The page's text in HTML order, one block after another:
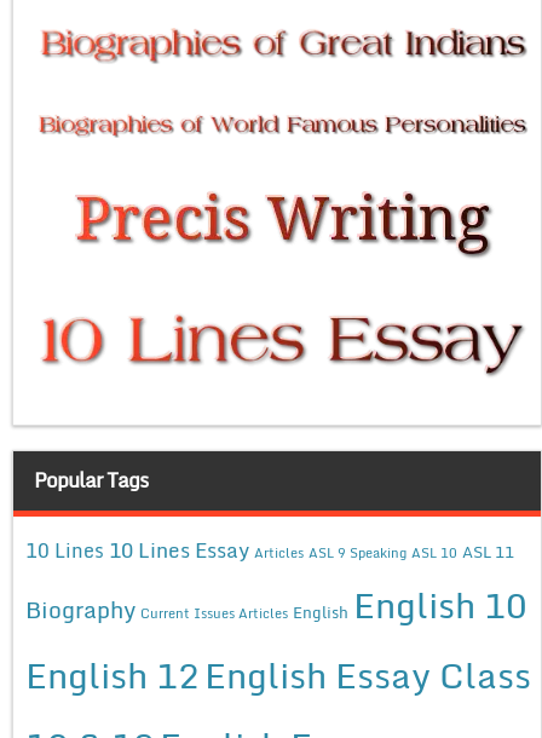
Popular Tags
10 Lines 10 Lines Essay Articles ASL 9 Speaking ASL 10 ASL 11
Biography Current Issues Articles English English 10
English 12English Essay Class